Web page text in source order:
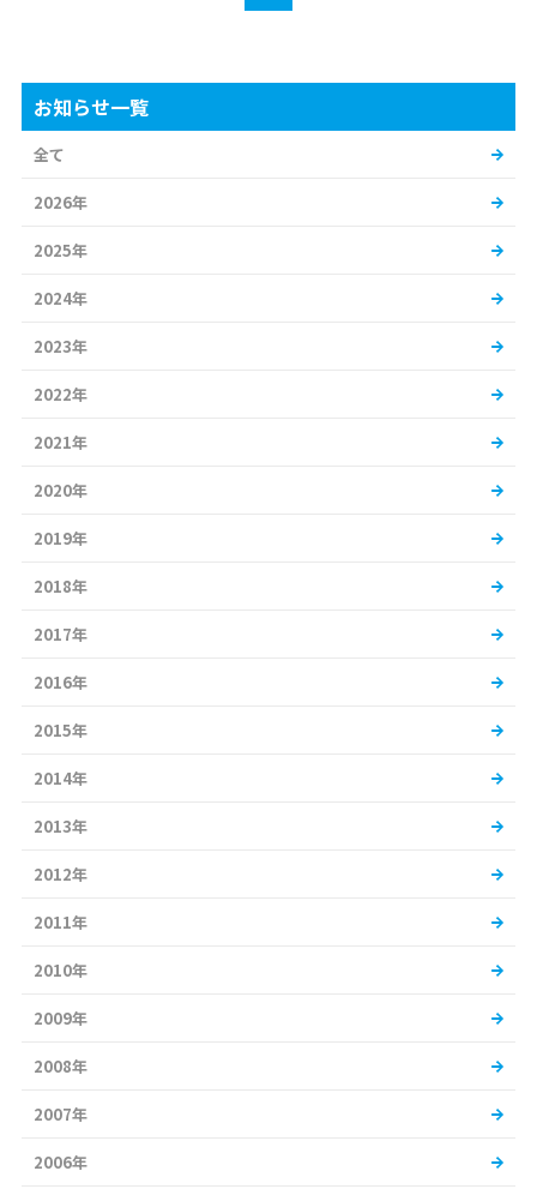
お知らせ一覧
全て
2026年
2025年
2024年
2023年
2022年
2021年
2020年
2019年
2018年
2017年
2016年
2015年
2014年
2013年
2012年
2011年
2010年
2009年
2008年
2007年
2006年